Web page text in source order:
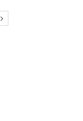
Nächste Seite